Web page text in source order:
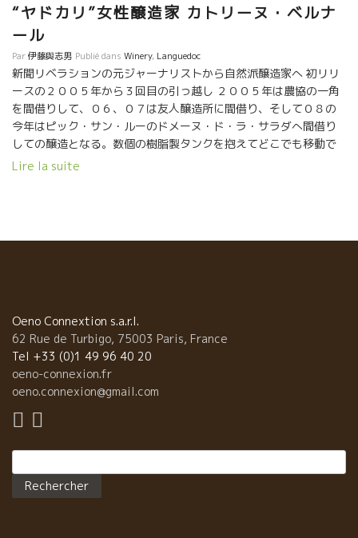
グロの食感に心地よいフルーティなサンソーのちょっとピノっぽ
い、ほんわり柔らかな口当たりがお見事！オリーヴオイルももち
ろんだけど、マグロのほのかな脂身が軽いながらも存在するタン
ニンと溶け合って・・・。 さっき見てきたでっかいピク・サン・
ルーの岩山みたいに、大きくてゆったり気分になったテーブル一
同だったのでした。 ＊Catherine BERNARD＊カトリーヌ・ベル
ナール Cinsault 2007 ＊Le Pet au Diable Les Matelles TEL
04 67 84 25 25 ＜サン・ロマン×揚げ出し豆腐＞ ボーヌのスーパ
ー美味しい和食のお店はフィリップ・パカレなど地元の生産者は
もちろん、我らがムッシュ・イトーの行きつけの店、「媚竈
ネルギーを詰め込むぞっ！ ワインはサン・ロマンといえば…のか
方がそれぞれサン・ロマンと見事なまでのマッチングゥ。だし×だ
し＝天国の組み合わせという結果になったのでした。つまり、貝
を蒸したスープや揚げだしのお汁はおだしの旨みがたっぷり、そ
こにサン・ロマンのだし以上に濃縮した旨みが重なって、口中い
っぱいの幸せになったというわけでした。「いやぁ、このワイン
の旨さはまさにだしだねぇ、旨いっ」思わず唸るムッシュ・イト
ー。あの満面の笑みが忘れられない！ ＊Renaud BOYER＊ルノ
ー・ボアイエ St-Romain Blanc 2006 ＊媚竈(BISSOH) 1,rue
50 ＜アルザス白×ホタテのタルタル＞ この日はアルザスで今、グ
ングン頭角を現してきている新進醸造家ローラン・バルツを訪
“ヤドカリ”女性醸造家 カトリーヌ・ベルナ
ール
Par伊藤與志男 Publié dans Winery, Languedoc
新聞リベラションの元ジャーナリストから自然派醸造家へ 初リリ
ースの２００５年から３回目の引っ越し ２００５年は農協の一角
を間借りして、０６、０７は友人醸造所に間借り、そして０８の
今年はピック・サン・ルーのドメーヌ・ド・ラ・サラダへ間借り
しての醸造となる。数個の樹脂製タンクを抱えてどこでも移動で
きるヤドカリ醸造家だ。 今回の引越先、風光明媚で地場に力があ
を実現すべくモンペリエに移住。決めたら即実行のカトリーヌ、
約３ヘクタールの畑を購入、しかし醸造所まで購入する金銭的余
裕はない。知り合いの醸造所の一角を間借りしながら４年目にな
る。４０歳、２児の母、聡明で活発で魅力的な女性だ！ そんなカ
トリーヌが造るワインは素晴らしく美味しい！！ 新壮大な地球の
きているほど冷厳なパーワーを感じる岩山
Lire la suite
Oeno Connextion s.a.r.l.
62 Rue de Turbigo, 75003 Paris, France
Tel +33 (0)1 49 96 40 20
oeno-connexion.fr
oeno.connexion@gmail.com